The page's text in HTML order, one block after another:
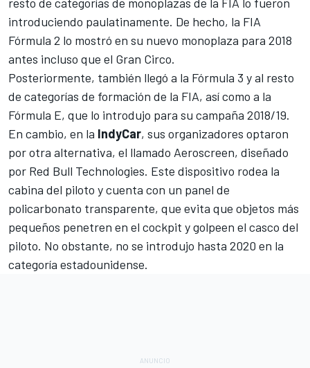
introduciendo paulatinamente. De hecho, la FIA
Fórmula 2 lo mostró en su nuevo monoplaza para 2018
antes incluso que el Gran Circo.
Posteriormente, también llegó a la Fórmula 3 y al resto
de categorías de formación de la FIA, así como a la
Fórmula E, que lo introdujo para su campaña 2018/19.
En cambio, en la IndyCar, sus organizadores optaron
por otra alternativa, el llamado Aeroscreen, diseñado
por Red Bull Technologies. Este dispositivo rodea la
cabina del piloto y cuenta con un panel de
policarbonato transparente, que evita que objetos más
pequeños penetren en el cockpit y golpeen el casco del
piloto. No obstante, no se introdujo hasta 2020 en la
categoría estadounidense.